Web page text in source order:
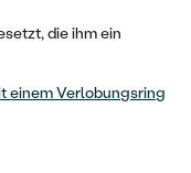
die ihm ein
einem Verlobungsring